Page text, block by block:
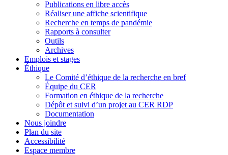
Publications en libre accès
Réaliser une affiche scientifique
Recherche en temps de pandémie
Rapports à consulter
Outils
Archives
Emplois et stages
Éthique
Le Comité d’éthique de la recherche en bref
Équipe du CER
Formation en éthique de la recherche
Dépôt et suivi d’un projet au CER RDP
Documentation
Nous joindre
Plan du site
Accessibilité
Espace membre